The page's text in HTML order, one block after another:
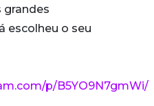
grandes
escolheu o seu
p/B5YO9N7gmWi/